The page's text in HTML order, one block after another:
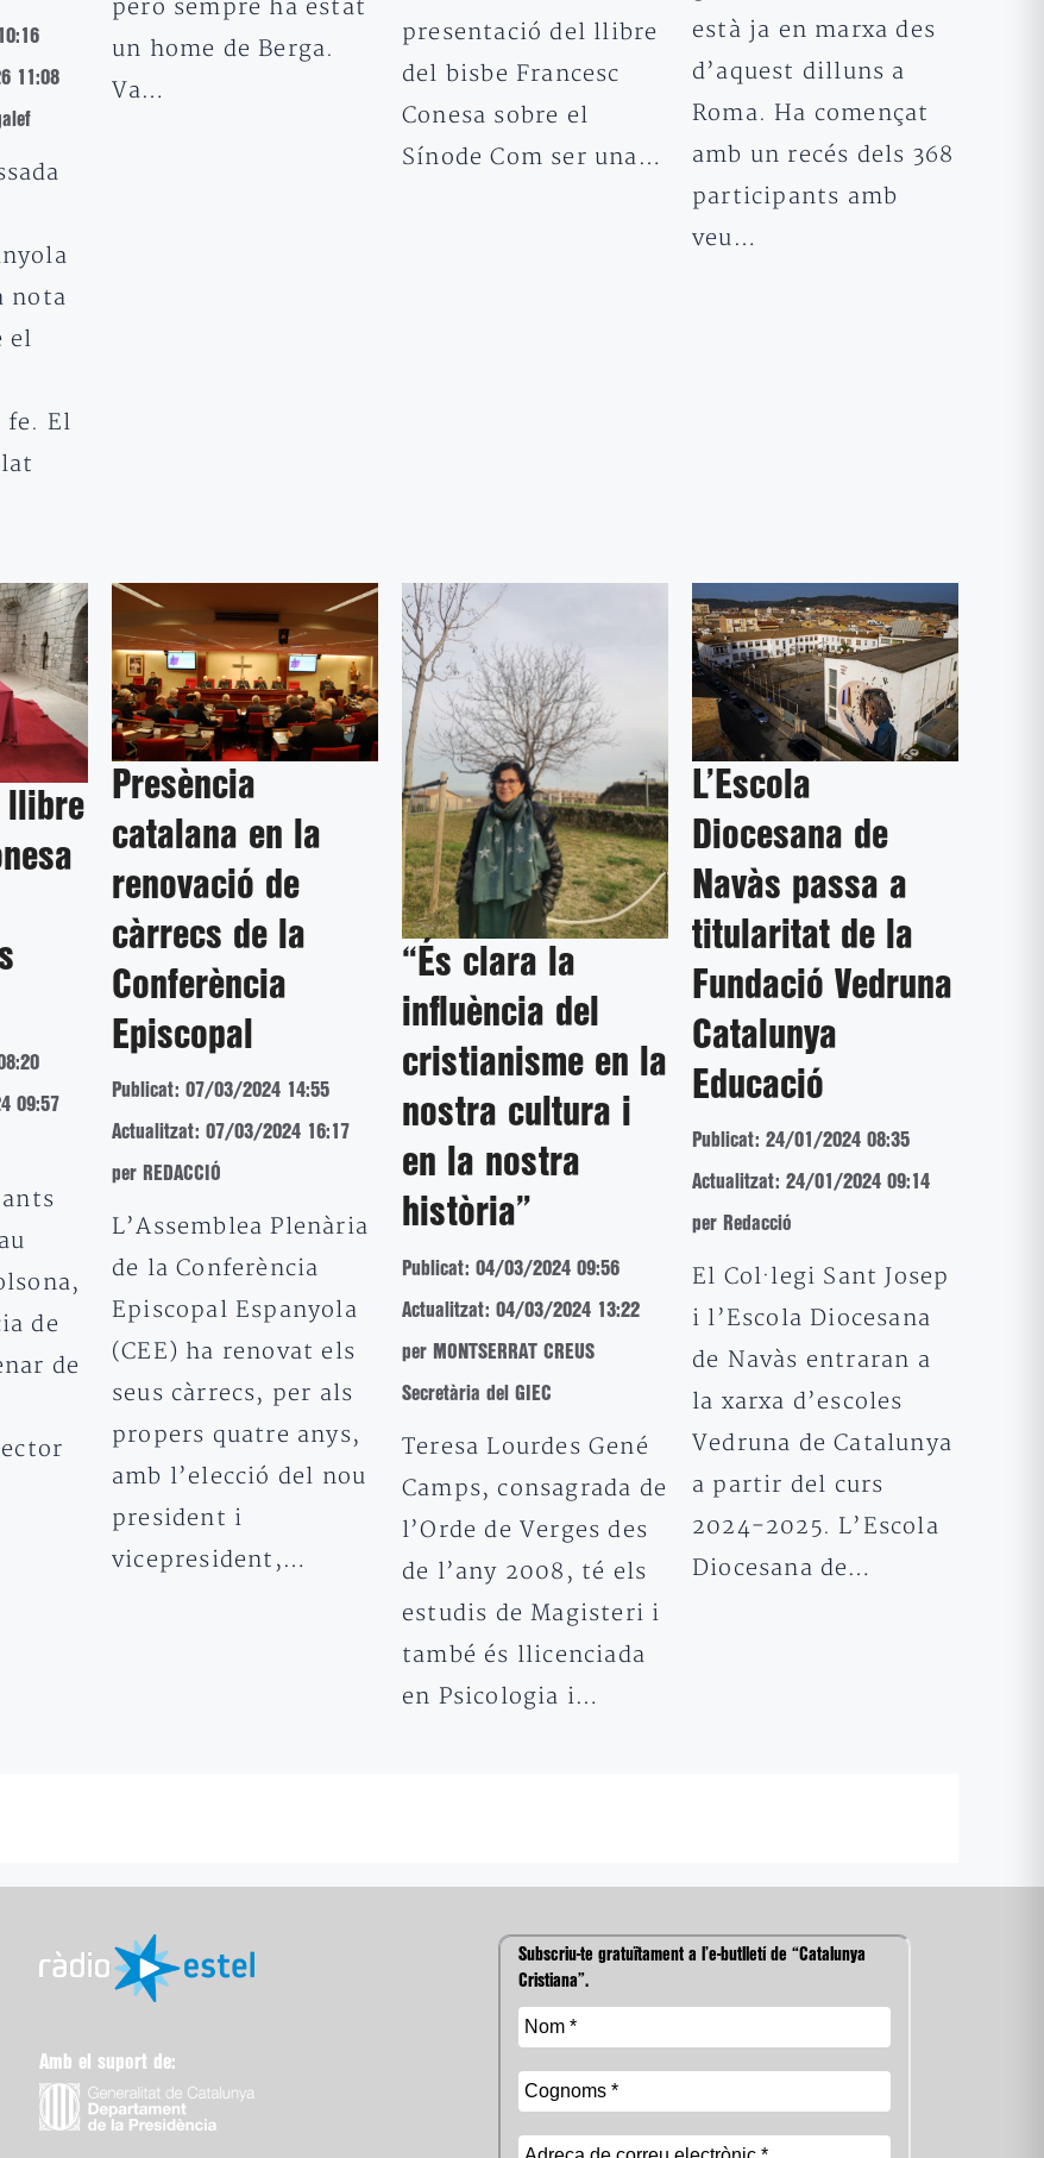
11:08
nota
el
fe. El
però sempre ha estat
un home de Berga.
Va…
presentació del llibre
del bisbe Francesc
Conesa sobre el
Sínode Com ser una…
està ja en marxa des
d’aquest dilluns a
Roma. Ha començat
amb un recés dels 368
participants amb
veu…
llibre
09:57
de
de
Presència
catalana en la
renovació de
càrrecs de la
Conferència
Episcopal
Publicat: 07/03/2024 14:55
Actualitzat: 07/03/2024 16:17
per REDACCIÓ
L’Assemblea Plenària
de la Conferència
Episcopal Espanyola
(CEE) ha renovat els
seus càrrecs, per als
propers quatre anys,
amb l’elecció del nou
president i
vicepresident,…
“És clara la
influència del
cristianisme en la
nostra cultura i
en la nostra
història”
Publicat: 04/03/2024 09:56
Actualitzat: 04/03/2024 13:22
per MONTSERRAT CREUS
Secretària del GIEC
Teresa Lourdes Gené
Camps, consagrada de
l’Orde de Verges des
de l’any 2008, té els
estudis de Magisteri i
també és llicenciada
en Psicologia i…
L’Escola
Diocesana de
Navàs passa a
titularitat de la
Fundació Vedruna
Catalunya
Educació
Publicat: 24/01/2024 08:35
Actualitzat: 24/01/2024 09:14
per Redacció
El Col·legi Sant Josep
i l’Escola Diocesana
de Navàs entraran a
la xarxa d’escoles
Vedruna de Catalunya
a partir del curs
2024-2025. L’Escola
Diocesana de…
Amb el suport de:
Subscriu-te gratuïtament a l’e-butlletí de “Catalunya
Cristiana”.